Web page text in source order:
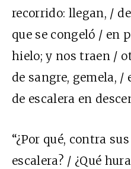
recorrido: llegan, /
que se congeló / en
hielo; y nos traen /
de sangre, gemela,
de escalera en
“¿Por qué, contra
escalera? / ¿Qué